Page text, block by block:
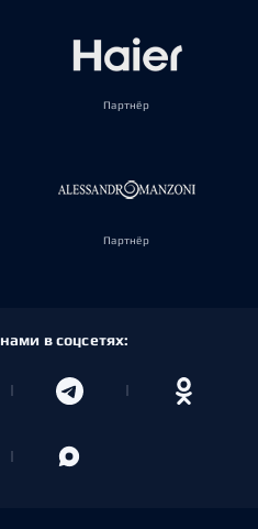
Партнёр
Партнёр
в соцсетях: